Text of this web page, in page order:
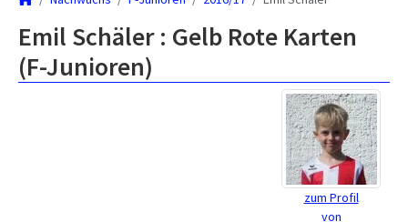
Emil Schäler : Gelb Rote Karten
(F-Junioren)
zum Profil
von